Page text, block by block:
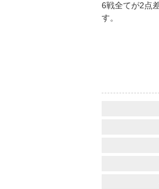
6戦全てが2点
す。